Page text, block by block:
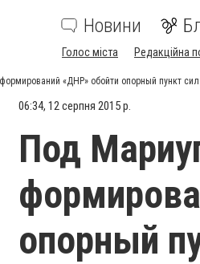
Новини
Голос міста Редакційна
«ДНР» обойти опорный пункт
06:34, 12 серпня 2015 р.
Под
опорный